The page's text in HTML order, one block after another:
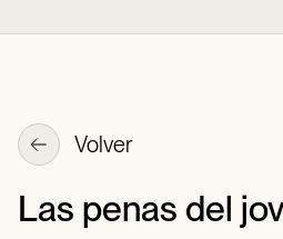
Volver
Las penas del